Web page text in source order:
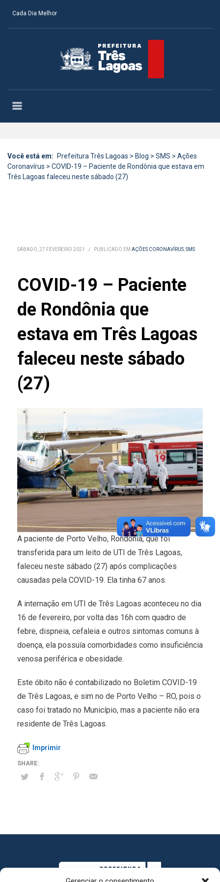
Cada Dia Melhor
Você está em: Prefeitura Três Lagoas > Blog > SMS > Ações
Coronavírus > COVID-19 – Paciente de Rondônia que estava em
Três Lagoas faleceu neste sábado (27)
SÁBADO, 27 FEVEREIRO 2021 / PUBLICADO EM AÇÕES CORONAVÍRUS,SMS
COVID-19 – Paciente
de Rondônia que
estava em Três Lagoas
faleceu neste sábado
(27)
A paciente de Porto Velho, Rondônia, que foi
transferida para um leito de UTI de Três Lagoas,
faleceu neste sábado (27) após complicações
causadas pela COVID-19. Ela tinha 67 anos.
A internação em UTI de Três Lagoas aconteceu no dia
16 de fevereiro, por volta das 16h com quadro de
febre, dispneia, cefaleia e outros sintomas comuns à
doença, ela possuía comorbidades como insuficiência
venosa periférica e obesidade.
Este óbito não é contabilizado no Boletim COVID-19
de Três Lagoas, e sim no de Porto Velho – RO, pois o
caso foi tratado no Município, mas a paciente não era
residente de Três Lagoas.
Imprimir